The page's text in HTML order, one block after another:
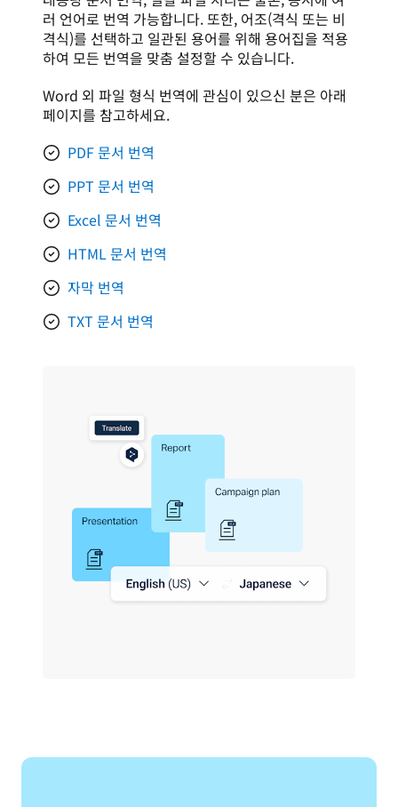
러 언어로 번역 가능합니다. 또한, 어조(격식 또는 비
격식)를 선택하고 일관된 용어를 위해 용어집을 적용
하여 모든 번역을 맞춤 설정할 수 있습니다.
Word 외 파일 형식 번역에 관심이 있으신 분은 아래
페이지를 참고하세요.
PDF 문서 번역
PPT 문서 번역
Excel 문서 번역
HTML 문서 번역
자막 번역
TXT 문서 번역